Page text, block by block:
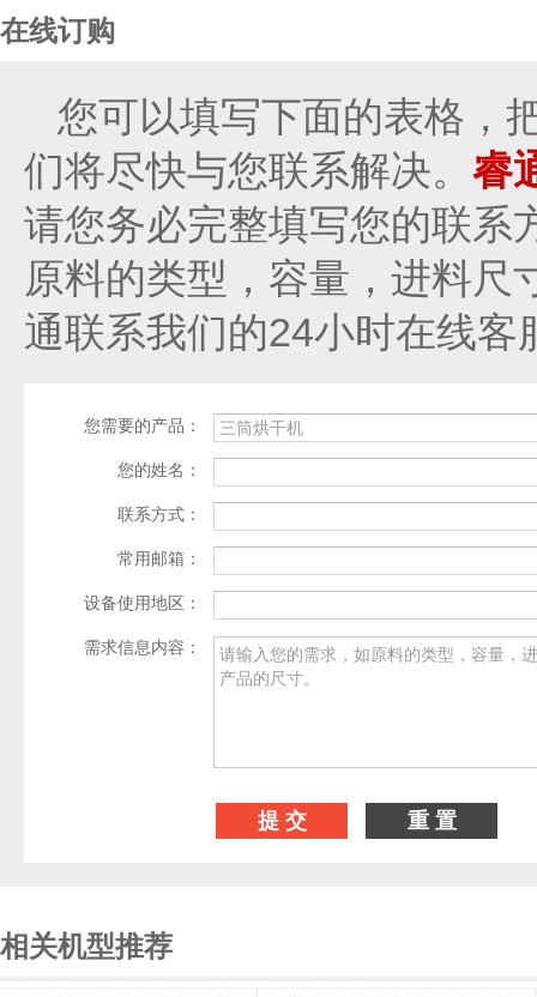
在线订购
您可以填写下面的表格，
们将尽快与您联系解决。 睿
请您务必完整填写您的联系
原料的类型，容量，进料尺
通联系我们的24小时在线
您需要的产品：
您的姓名：
联系方式：
常用邮箱：
设备使用地区：
需求信息内容：
相关机型推荐